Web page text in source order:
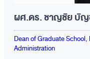
ผศ.ดร. ชาญชัย บั
Dean of Graduate
Administration